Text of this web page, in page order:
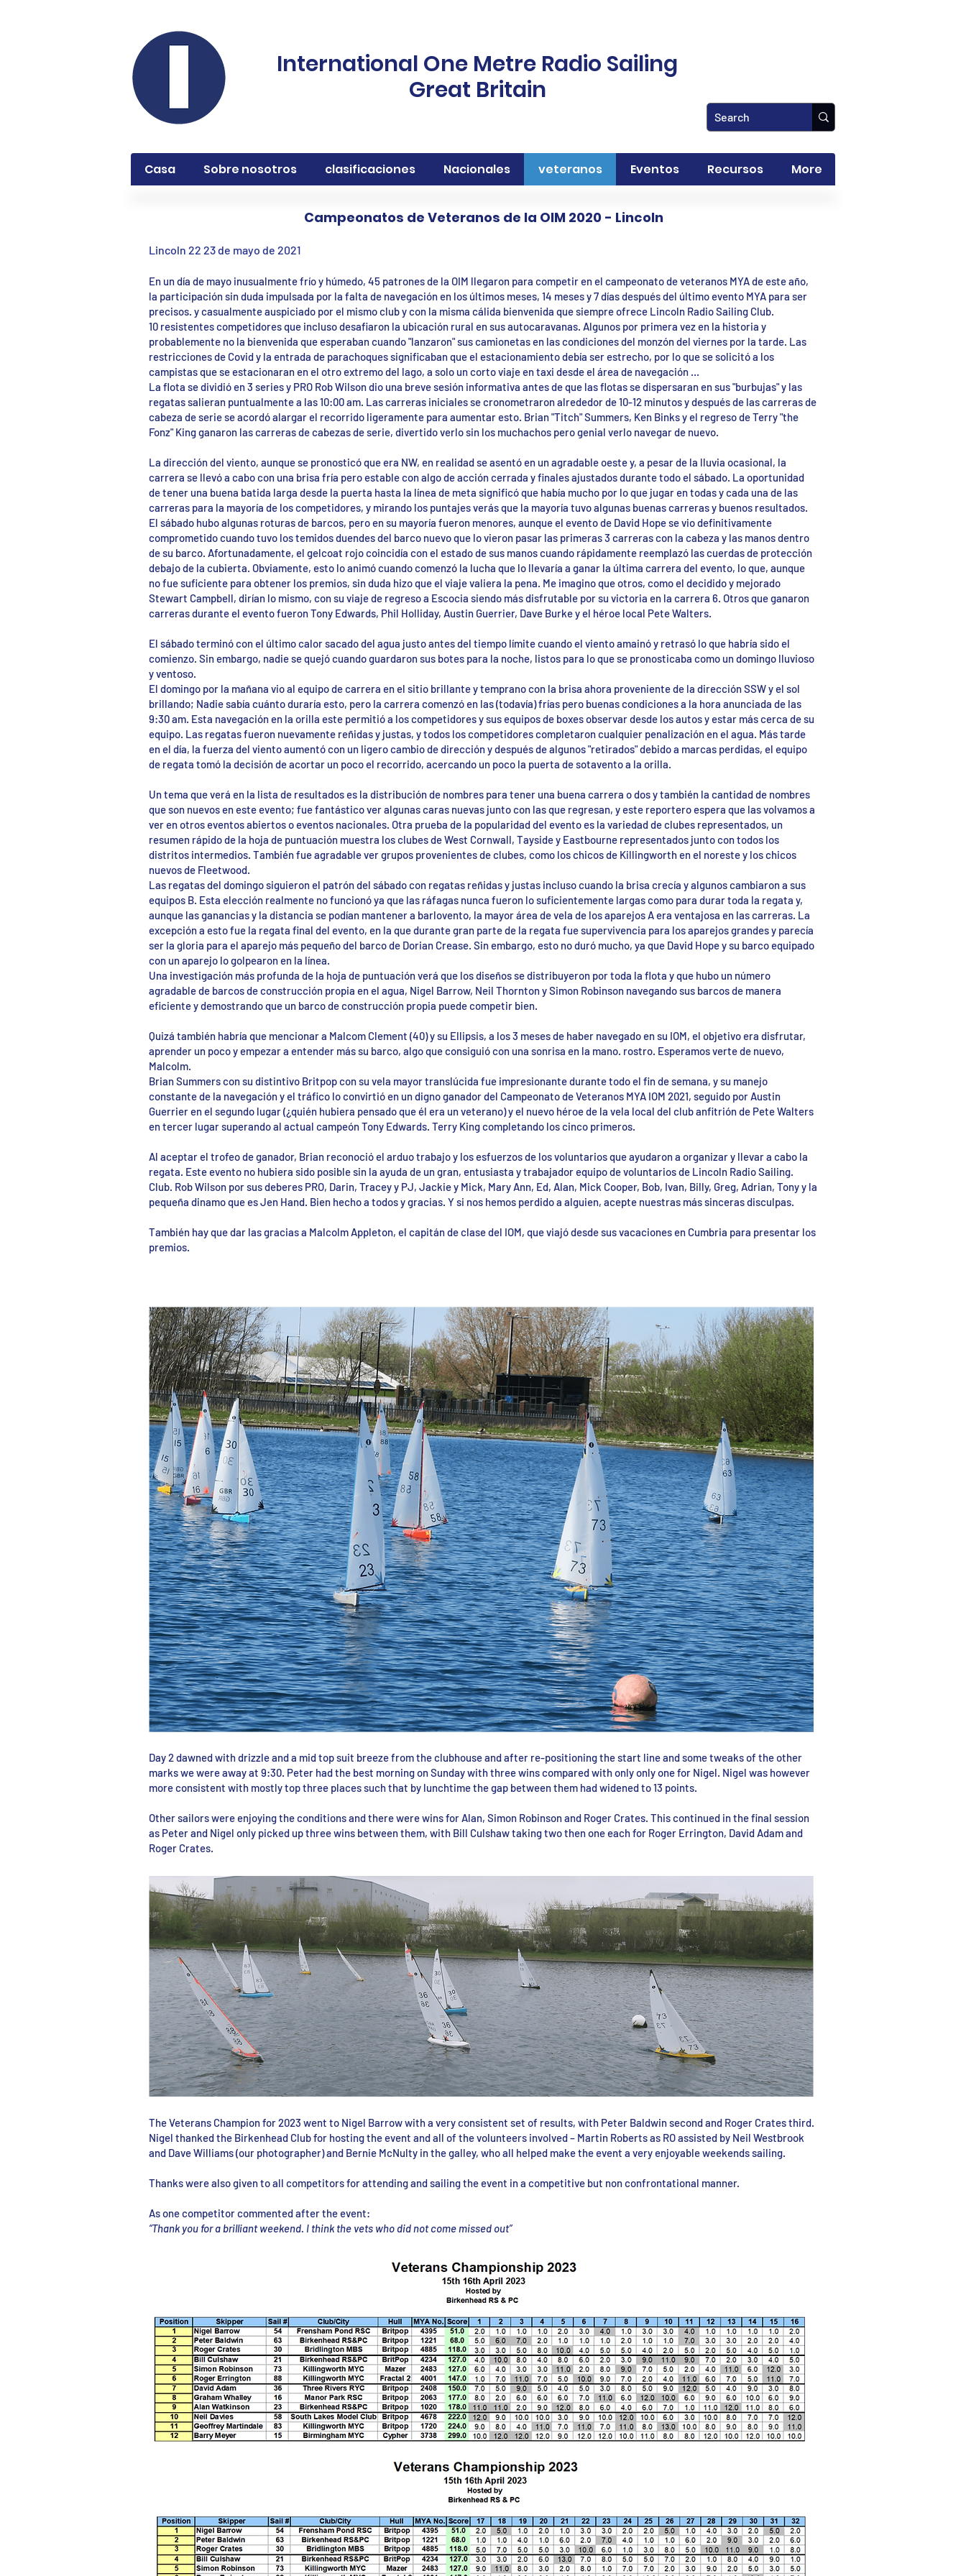
International One Metre Radio Sailing
Great Britain
Casa Sobre nosotros clasificaciones Nacionales veteranos Eventos Recursos More
Campeonatos de Veteranos de la OIM 2020 - Lincoln
Lincoln 22 23 de mayo de 2021
En un día de mayo inusualmente frío y húmedo, 45 patrones de la OIM llegaron para competir en el campeonato de veteranos MYA de este año,
la participación sin duda impulsada por la falta de navegación en los últimos meses, 14 meses y 7 días después del último evento MYA para ser
precisos. y casualmente auspiciado por el mismo club y con la misma cálida bienvenida que siempre ofrece Lincoln Radio Sailing Club.
10 resistentes competidores que incluso desafiaron la ubicación rural en sus autocaravanas. Algunos por primera vez en la historia y
probablemente no la bienvenida que esperaban cuando "lanzaron" sus camionetas en las condiciones del monzón del viernes por la tarde. Las
restricciones de Covid y la entrada de parachoques significaban que el estacionamiento debía ser estrecho, por lo que se solicitó a los
campistas que se estacionaran en el otro extremo del lago, a solo un corto viaje en taxi desde el área de navegación …
La flota se dividió en 3 series y PRO Rob Wilson dio una breve sesión informativa antes de que las flotas se dispersaran en sus "burbujas" y las
regatas salieran puntualmente a las 10:00 am. Las carreras iniciales se cronometraron alrededor de 10-12 minutos y después de las carreras de
cabeza de serie se acordó alargar el recorrido ligeramente para aumentar esto. Brian "Titch" Summers, Ken Binks y el regreso de Terry "the
Fonz" King ganaron las carreras de cabezas de serie, divertido verlo sin los muchachos pero genial verlo navegar de nuevo.
La dirección del viento, aunque se pronosticó que era NW, en realidad se asentó en un agradable oeste y, a pesar de la lluvia ocasional, la
carrera se llevó a cabo con una brisa fría pero estable con algo de acción cerrada y finales ajustados durante todo el sábado. La oportunidad
de tener una buena batida larga desde la puerta hasta la línea de meta significó que había mucho por lo que jugar en todas y cada una de las
carreras para la mayoría de los competidores, y mirando los puntajes verás que la mayoría tuvo algunas buenas carreras y buenos resultados.
El sábado hubo algunas roturas de barcos, pero en su mayoría fueron menores, aunque el evento de David Hope se vio definitivamente
comprometido cuando tuvo los temidos duendes del barco nuevo que lo vieron pasar las primeras 3 carreras con la cabeza y las manos dentro
de su barco. Afortunadamente, el gelcoat rojo coincidía con el estado de sus manos cuando rápidamente reemplazó las cuerdas de protección
debajo de la cubierta. Obviamente, esto lo animó cuando comenzó la lucha que lo llevaría a ganar la última carrera del evento, lo que, aunque
no fue suficiente para obtener los premios, sin duda hizo que el viaje valiera la pena. Me imagino que otros, como el decidido y mejorado
Stewart Campbell, dirían lo mismo, con su viaje de regreso a Escocia siendo más disfrutable por su victoria en la carrera 6. Otros que ganaron
carreras durante el evento fueron Tony Edwards, Phil Holliday, Austin Guerrier, Dave Burke y el héroe local Pete Walters.
El sábado terminó con el último calor sacado del agua justo antes del tiempo límite cuando el viento amainó y retrasó lo que habría sido el
comienzo. Sin embargo, nadie se quejó cuando guardaron sus botes para la noche, listos para lo que se pronosticaba como un domingo lluvioso
y ventoso.
El domingo por la mañana vio al equipo de carrera en el sitio brillante y temprano con la brisa ahora proveniente de la dirección SSW y el sol
brillando; Nadie sabía cuánto duraría esto, pero la carrera comenzó en las (todavía) frías pero buenas condiciones a la hora anunciada de las
9:30 am. Esta navegación en la orilla este permitió a los competidores y sus equipos de boxes observar desde los autos y estar más cerca de su
equipo. Las regatas fueron nuevamente reñidas y justas, y todos los competidores completaron cualquier penalización en el agua. Más tarde
en el día, la fuerza del viento aumentó con un ligero cambio de dirección y después de algunos "retirados" debido a marcas perdidas, el equipo
de regata tomó la decisión de acortar un poco el recorrido, acercando un poco la puerta de sotavento a la orilla.
Un tema que verá en la lista de resultados es la distribución de nombres para tener una buena carrera o dos y también la cantidad de nombres
que son nuevos en este evento; fue fantástico ver algunas caras nuevas junto con las que regresan, y este reportero espera que las volvamos a
ver en otros eventos abiertos o eventos nacionales. Otra prueba de la popularidad del evento es la variedad de clubes representados, un
resumen rápido de la hoja de puntuación muestra los clubes de West Cornwall, Tayside y Eastbourne representados junto con todos los
distritos intermedios. También fue agradable ver grupos provenientes de clubes, como los chicos de Killingworth en el noreste y los chicos
nuevos de Fleetwood.
Las regatas del domingo siguieron el patrón del sábado con regatas reñidas y justas incluso cuando la brisa crecía y algunos cambiaron a sus
equipos B. Esta elección realmente no funcionó ya que las ráfagas nunca fueron lo suficientemente largas como para durar toda la regata y,
aunque las ganancias y la distancia se podían mantener a barlovento, la mayor área de vela de los aparejos A era ventajosa en las carreras. La
excepción a esto fue la regata final del evento, en la que durante gran parte de la regata fue supervivencia para los aparejos grandes y parecía
ser la gloria para el aparejo más pequeño del barco de Dorian Crease. Sin embargo, esto no duró mucho, ya que David Hope y su barco equipado
con un aparejo lo golpearon en la línea.
Una investigación más profunda de la hoja de puntuación verá que los diseños se distribuyeron por toda la flota y que hubo un número
agradable de barcos de construcción propia en el agua, Nigel Barrow, Neil Thornton y Simon Robinson navegando sus barcos de manera
eficiente y demostrando que un barco de construcción propia puede competir bien.
Quizá también habría que mencionar a Malcom Clement (40) y su Ellipsis, a los 3 meses de haber navegado en su IOM, el objetivo era disfrutar,
aprender un poco y empezar a entender más su barco, algo que consiguió con una sonrisa en la mano. rostro. Esperamos verte de nuevo,
Malcolm.
Brian Summers con su distintivo Britpop con su vela mayor translúcida fue impresionante durante todo el fin de semana, y su manejo
constante de la navegación y el tráfico lo convirtió en un digno ganador del Campeonato de Veteranos MYA IOM 2021, seguido por Austin
Guerrier en el segundo lugar (¿quién hubiera pensado que él era un veterano) y el nuevo héroe de la vela local del club anfitrión de Pete Walters
en tercer lugar superando al actual campeón Tony Edwards. Terry King completando los cinco primeros.
Al aceptar el trofeo de ganador, Brian reconoció el arduo trabajo y los esfuerzos de los voluntarios que ayudaron a organizar y llevar a cabo la
regata. Este evento no hubiera sido posible sin la ayuda de un gran, entusiasta y trabajador equipo de voluntarios de Lincoln Radio Sailing.
Club. Rob Wilson por sus deberes PRO, Darin, Tracey y PJ, Jackie y Mick, Mary Ann, Ed, Alan, Mick Cooper, Bob, Ivan, Billy, Greg, Adrian, Tony y la
pequeña dinamo que es Jen Hand. Bien hecho a todos y gracias. Y si nos hemos perdido a alguien, acepte nuestras más sinceras disculpas.
También hay que dar las gracias a Malcolm Appleton, el capitán de clase del IOM, que viajó desde sus vacaciones en Cumbria para presentar los
premios.
Day 2 dawned with drizzle and a mid top suit breeze from the clubhouse and after re-positioning the start line and some tweaks of the other
marks we were away at 9:30. Peter had the best morning on Sunday with three wins compared with only only one for Nigel. Nigel was however
more consistent with mostly top three places such that by lunchtime the gap between them had widened to 13 points.
Other sailors were enjoying the conditions and there were wins for Alan, Simon Robinson and Roger Crates. This continued in the final session
as Peter and Nigel only picked up three wins between them, with Bill Culshaw taking two then one each for Roger Errington, David Adam and
Roger Crates.
The Veterans Champion for 2023 went to Nigel Barrow with a very consistent set of results, with Peter Baldwin second and Roger Crates third.
Nigel thanked the Birkenhead Club for hosting the event and all of the volunteers involved – Martin Roberts as RO assisted by Neil Westbrook
and Dave Williams (our photographer) and Bernie McNulty in the galley, who all helped make the event a very enjoyable weekends sailing.
Thanks were also given to all competitors for attending and sailing the event in a competitive but non confrontational manner.
As one competitor commented after the event:
“Thank you for a brilliant weekend. I think the vets who did not come missed out”